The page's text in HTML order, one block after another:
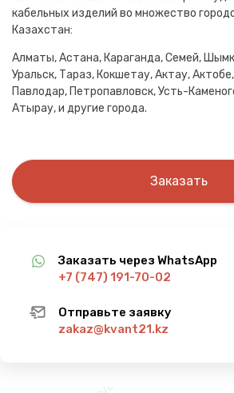
кабельных изделий во множество
Казахстан:
Алматы, Астана, Караганда, Семей,
Уральск, Тараз, Кокшетау, Актау,
Павлодар, Петропавловск, Усть-
Атырау, и другие города.
Заказать
Заказать через WhatsApp
+7 (747) 191-70-02
Отправьте заявку
zakaz@kvant21.kz